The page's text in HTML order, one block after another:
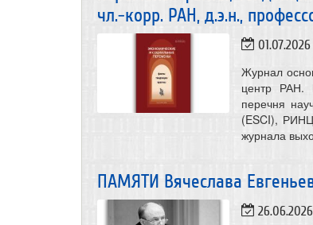
чл.-корр. РАН, д.э.н.,
01.07.2026
Журнал
центр РАН.
перечня
(ESCI),
журнала
ПАМЯТИ Вячеслава
26.06.2026